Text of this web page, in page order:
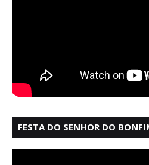
FESTA DO SENHOR DO